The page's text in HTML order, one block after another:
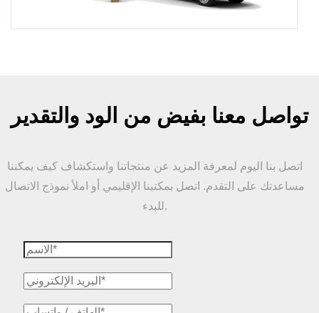
تواصل معنا بفيض من الود والتقدير
اتصل بنا اليوم لمعرفة المزيد عن منتجاتنا واستكشاف كيف يمكننا
مساعدتك على التقدم. اتصل بمكتبنا الإقليمي أو املأ نموذج الاتصال
للبدء.